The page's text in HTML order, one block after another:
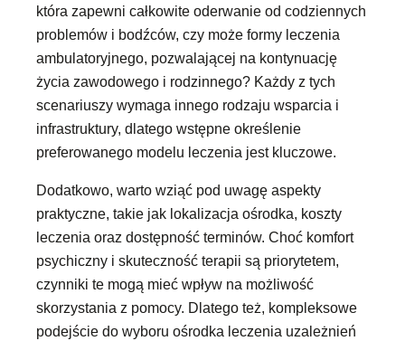
która zapewni całkowite oderwanie od codziennych
problemów i bodźców, czy może formy leczenia
ambulatoryjnego, pozwalającej na kontynuację
życia zawodowego i rodzinnego? Każdy z tych
scenariuszy wymaga innego rodzaju wsparcia i
infrastruktury, dlatego wstępne określenie
preferowanego modelu leczenia jest kluczowe.
Dodatkowo, warto wziąć pod uwagę aspekty
praktyczne, takie jak lokalizacja ośrodka, koszty
leczenia oraz dostępność terminów. Choć komfort
psychiczny i skuteczność terapii są priorytetem,
czynniki te mogą mieć wpływ na możliwość
skorzystania z pomocy. Dlatego też, kompleksowe
podejście do wyboru ośrodka leczenia uzależnień